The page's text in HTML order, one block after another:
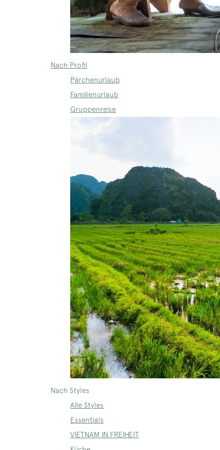
Nach Profil
Pärchenurlaub
Familienurlaub
Gruppenreise
Nach Styles
Alle Styles
Essentials
VIETNAM IN FREIHEIT